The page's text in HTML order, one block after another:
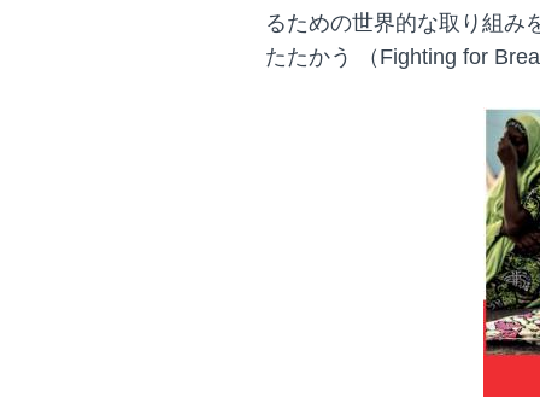
るための世界的な取り組み
たたかう （Fighting for